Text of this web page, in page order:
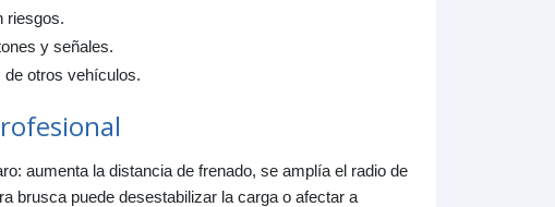
riesgos.
y señales.
otros vehículos.
aumenta la distancia de frenado, se amplía el radio de
brusca puede desestabilizar la carga o afectar a